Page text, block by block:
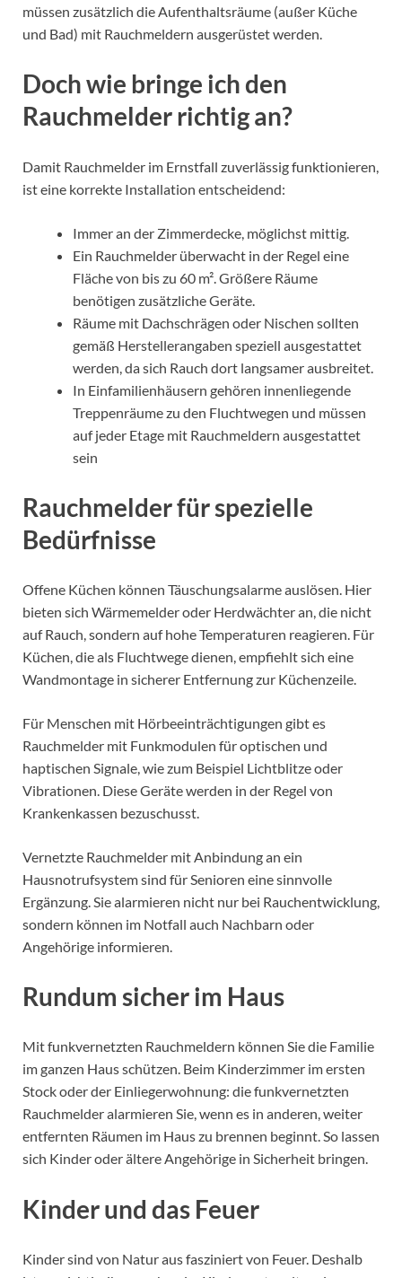
müssen zusätzlich die Aufenthaltsräume (außer Küche
und Bad) mit Rauchmeldern ausgerüstet werden.
Doch wie bringe ich den
Rauchmelder richtig an?
Damit Rauchmelder im Ernstfall zuverlässig funktionieren,
ist eine korrekte Installation entscheidend:
Immer an der Zimmerdecke, möglichst mittig.
Ein Rauchmelder überwacht in der Regel eine
Fläche von bis zu 60 m². Größere Räume
benötigen zusätzliche Geräte.
Räume mit Dachschrägen oder Nischen sollten
gemäß Herstellerangaben speziell ausgestattet
werden, da sich Rauch dort langsamer ausbreitet.
In Einfamilienhäusern gehören innenliegende
Treppenräume zu den Fluchtwegen und müssen
auf jeder Etage mit Rauchmeldern ausgestattet
sein
Rauchmelder für spezielle
Bedürfnisse
Offene Küchen können Täuschungsalarme auslösen. Hier
bieten sich Wärmemelder oder Herdwächter an, die nicht
auf Rauch, sondern auf hohe Temperaturen reagieren. Für
Küchen, die als Fluchtwege dienen, empfiehlt sich eine
Wandmontage in sicherer Entfernung zur Küchenzeile.
Für Menschen mit Hörbeeinträchtigungen gibt es
Rauchmelder mit Funkmodulen für optischen und
haptischen Signale, wie zum Beispiel Lichtblitze oder
Vibrationen. Diese Geräte werden in der Regel von
Krankenkassen bezuschusst.
Vernetzte Rauchmelder mit Anbindung an ein
Hausnotrufsystem sind für Senioren eine sinnvolle
Ergänzung. Sie alarmieren nicht nur bei Rauchentwicklung,
sondern können im Notfall auch Nachbarn oder
Angehörige informieren.
Rundum sicher im Haus
Mit funkvernetzten Rauchmeldern können Sie die Familie
im ganzen Haus schützen. Beim Kinderzimmer im ersten
Stock oder der Einliegerwohnung: die funkvernetzten
Rauchmelder alarmieren Sie, wenn es in anderen, weiter
entfernten Räumen im Haus zu brennen beginnt. So lassen
sich Kinder oder ältere Angehörige in Sicherheit bringen.
Kinder und das Feuer
Kinder sind von Natur aus fasziniert von Feuer. Deshalb